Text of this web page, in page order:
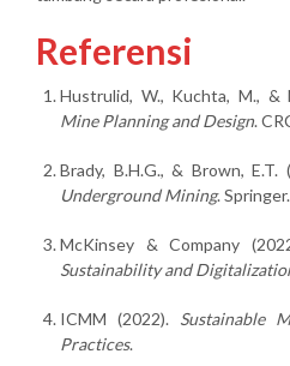
Referensi
Hustrulid, W., Kuchta, M., &
Mine Planning and Design.
Brady, B.H.G., & Brown, E.T.
Underground Mining. Springer.
McKinsey & Company
Sustainability and
ICMM (2022). Sustainable
Practices.